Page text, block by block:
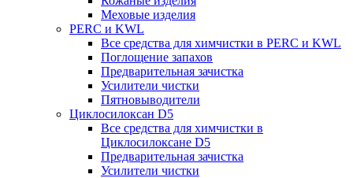
Меховые изделия
PERC и KWL
Все средства для химчистки в PERC и KWL
Поглощение запахов
Предварительная зачистка
Усилители чистки
Пятновыводители
Циклосилоксан D5
Все средства для химчистки в
Циклосилоксане D5
Предварительная зачистка
Усилители чистки